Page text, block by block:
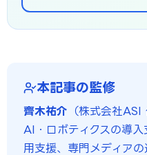
本記事の監修
齊木祐介 （株式会社ASI
AI・ロボティクスの導
用支援、専門メディアの